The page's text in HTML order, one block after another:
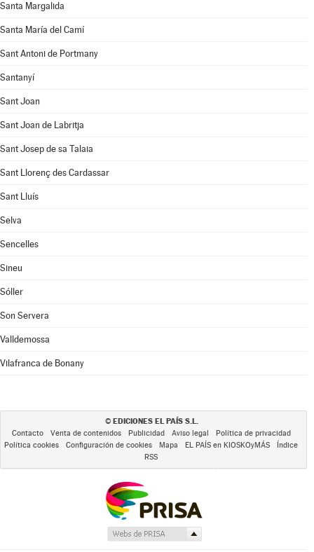
Santa Margalida
Santa María del Camí
Sant Antoni de Portmany
Santanyí
Sant Joan
Sant Joan de Labritja
Sant Josep de sa Talaia
Sant Llorenç des Cardassar
Sant Lluís
Selva
Sencelles
Sineu
Sóller
Son Servera
Valldemossa
Vilafranca de Bonany
© EDICIONES EL PAÍS S.L.
Contacto Venta de contenidos Publicidad Aviso legal
Política de privacidad
Política cookies
Configuración de cookies Mapa EL PAÍS en KIOSKOyMÁS
Índice
RSS